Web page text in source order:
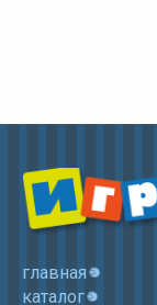
главная
каталог